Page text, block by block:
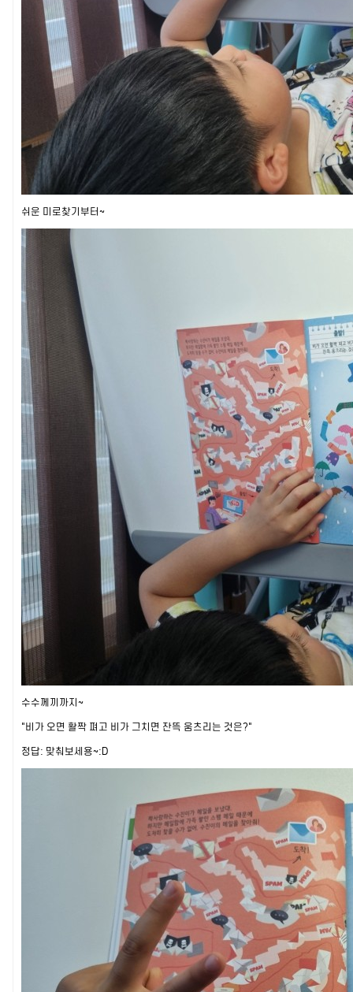
쉬운 미로찾기부터~
수수께끼까지~
"비가 오면 활짝 펴고 비가 그치면 잔뜩 움츠리는 것은?"
정답: 맞춰보세용~:D